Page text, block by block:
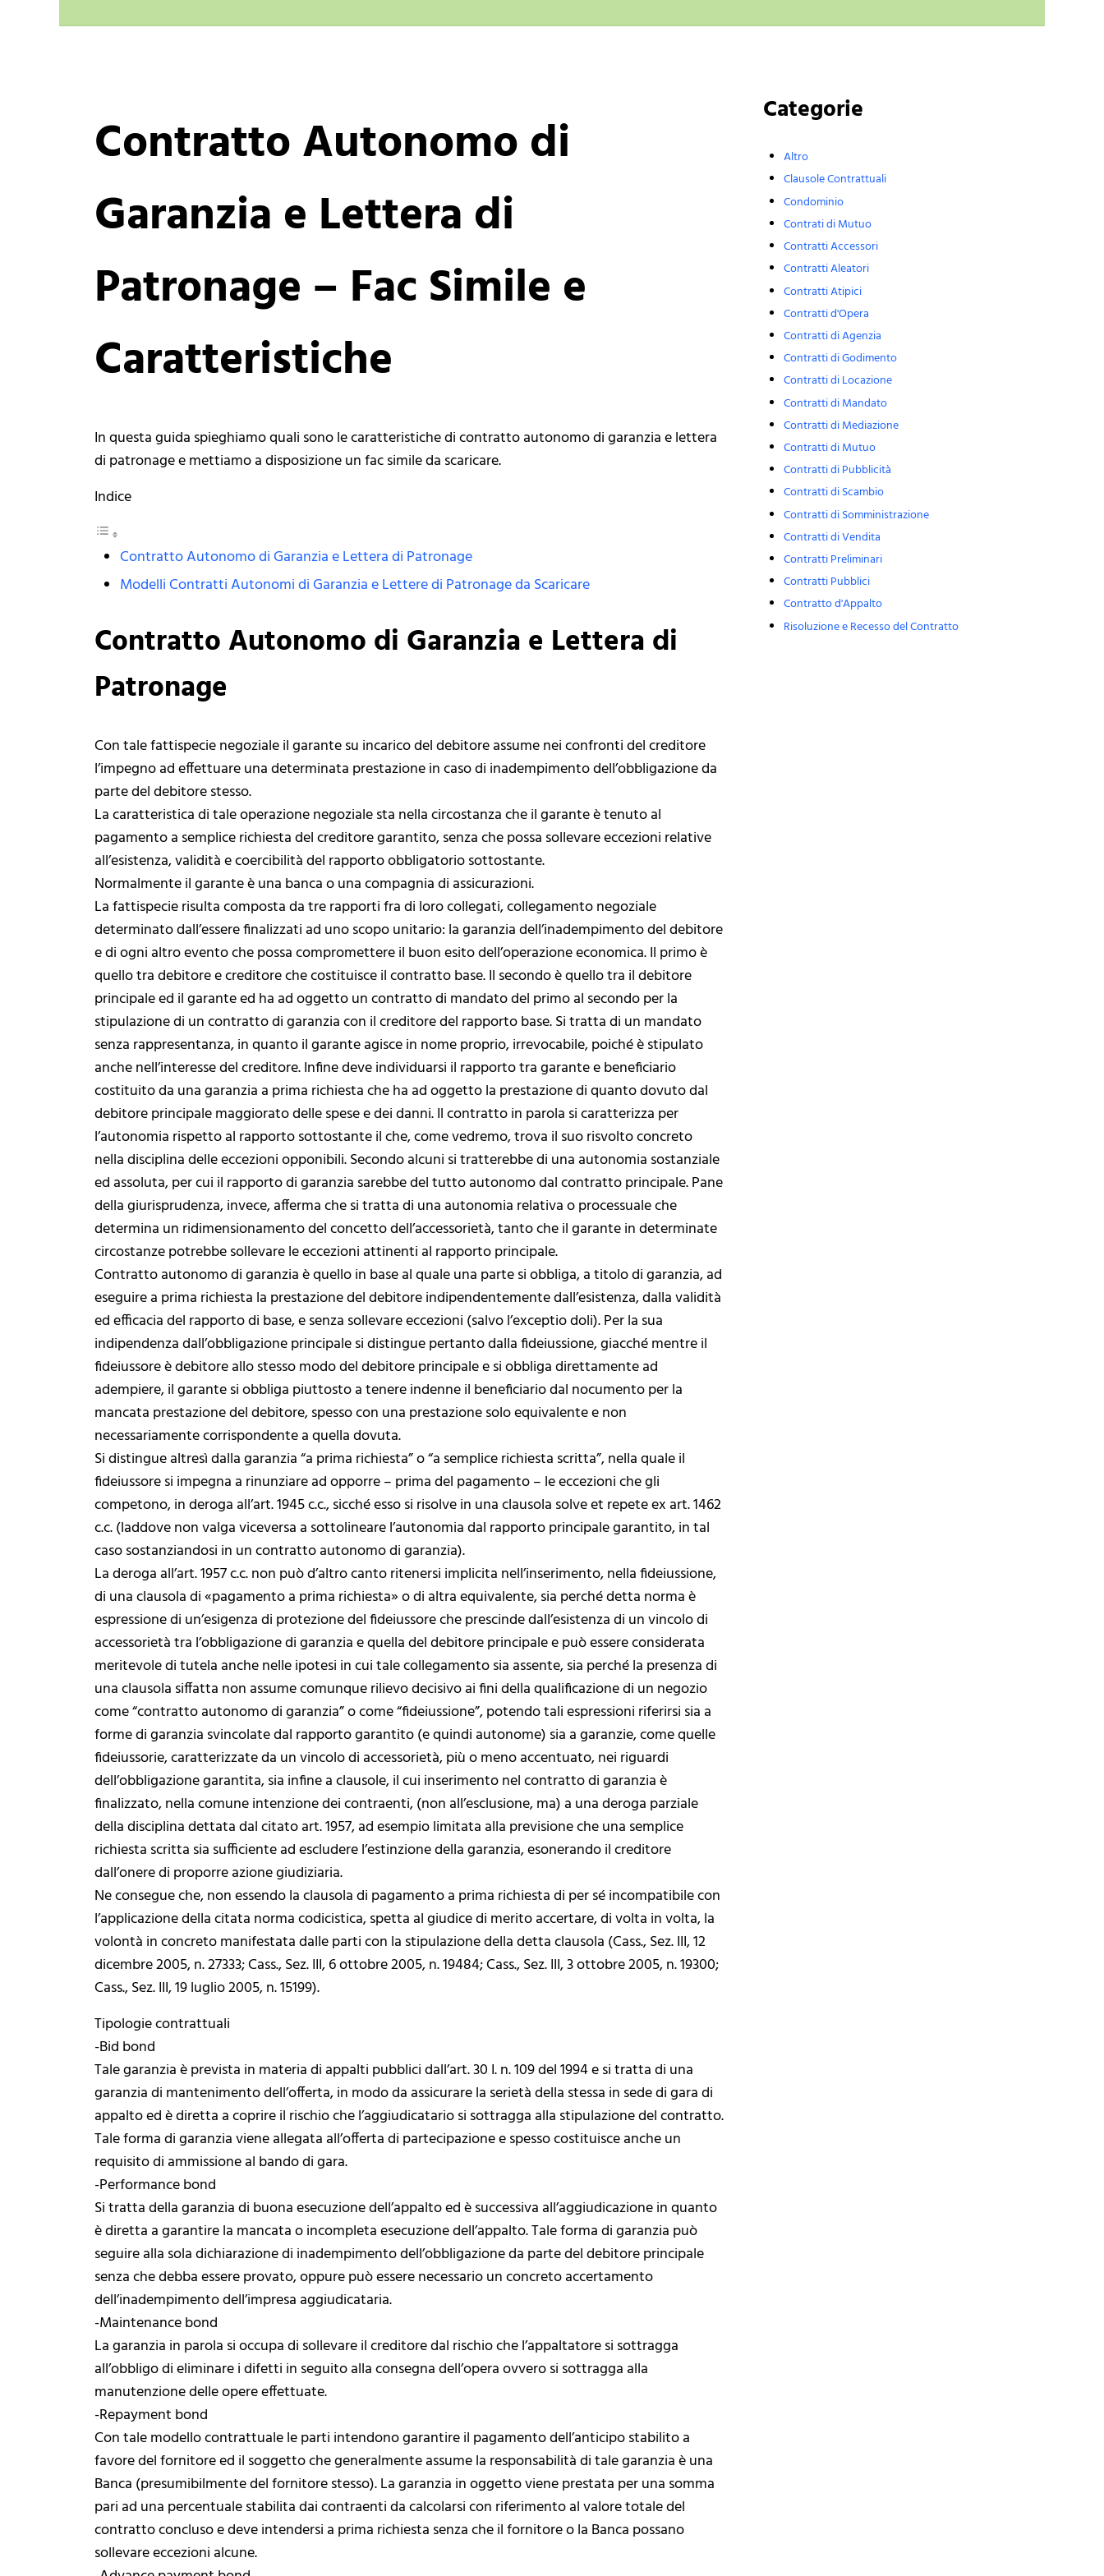
Contratto Autonomo di
Garanzia e Lettera di
Patronage – Fac Simile e
Caratteristiche
In questa guida spieghiamo quali sono le caratteristiche di contratto autonomo di garanzia e lettera
di patronage e mettiamo a disposizione un fac simile da scaricare.
Indice
Contratto Autonomo di Garanzia e Lettera di Patronage
Modelli Contratti Autonomi di Garanzia e Lettere di Patronage da Scaricare
Contratto Autonomo di Garanzia e Lettera di
Patronage
Con tale fattispecie negoziale il garante su incarico del debitore assume nei confronti del creditore
l’impegno ad effettuare una determinata prestazione in caso di inadempimento dell’obbligazione da
parte del debitore stesso.
La caratteristica di tale operazione negoziale sta nella circostanza che il garante è tenuto al
pagamento a semplice richiesta del creditore garantito, senza che possa sollevare eccezioni relative
all’esistenza, validità e coercibilità del rapporto obbligatorio sottostante.
Normalmente il garante è una banca o una compagnia di assicurazioni.
La fattispecie risulta composta da tre rapporti fra di loro collegati, collegamento negoziale
determinato dall’essere finalizzati ad uno scopo unitario: la garanzia dell’inadempimento del debitore
e di ogni altro evento che possa compromettere il buon esito dell’operazione economica. Il primo è
quello tra debitore e creditore che costituisce il contratto base. Il secondo è quello tra il debitore
principale ed il garante ed ha ad oggetto un contratto di mandato del primo al secondo per la
stipulazione di un contratto di garanzia con il creditore del rapporto base. Si tratta di un mandato
senza rappresentanza, in quanto il garante agisce in nome proprio, irrevocabile, poiché è stipulato
anche nell’interesse del creditore. Infine deve individuarsi il rapporto tra garante e beneficiario
costituito da una garanzia a prima richiesta che ha ad oggetto la prestazione di quanto dovuto dal
debitore principale maggiorato delle spese e dei danni. Il contratto in parola si caratterizza per
l’autonomia rispetto al rapporto sottostante il che, come vedremo, trova il suo risvolto concreto
nella disciplina delle eccezioni opponibili. Secondo alcuni si tratterebbe di una autonomia sostanziale
ed assoluta, per cui il rapporto di garanzia sarebbe del tutto autonomo dal contratto principale. Pane
della giurisprudenza, invece, afferma che si tratta di una autonomia relativa o processuale che
determina un ridimensionamento del concetto dell’accessorietà, tanto che il garante in determinate
circostanze potrebbe sollevare le eccezioni attinenti al rapporto principale.
Contratto autonomo di garanzia è quello in base al quale una parte si obbliga, a titolo di garanzia, ad
eseguire a prima richiesta la prestazione del debitore indipendentemente dall’esistenza, dalla validità
ed efficacia del rapporto di base, e senza sollevare eccezioni (salvo l’exceptio doli). Per la sua
indipendenza dall’obbligazione principale si distingue pertanto dalla fideiussione, giacché mentre il
fideiussore è debitore allo stesso modo del debitore principale e si obbliga direttamente ad
adempiere, il garante si obbliga piuttosto a tenere indenne il beneficiario dal nocumento per la
mancata prestazione del debitore, spesso con una prestazione solo equivalente e non
necessariamente corrispondente a quella dovuta.
Si distingue altresì dalla garanzia “a prima richiesta” o “a semplice richiesta scritta”, nella quale il
fideiussore si impegna a rinunziare ad opporre – prima del pagamento – le eccezioni che gli
competono, in deroga all’art. 1945 c.c., sicché esso si risolve in una clausola solve et repete ex art. 1462
c.c. (laddove non valga viceversa a sottolineare l’autonomia dal rapporto principale garantito, in tal
caso sostanziandosi in un contratto autonomo di garanzia).
La deroga all’art. 1957 c.c. non può d’altro canto ritenersi implicita nell’inserimento, nella fideiussione,
di una clausola di «pagamento a prima richiesta» o di altra equivalente, sia perché detta norma è
espressione di un’esigenza di protezione del fideiussore che prescinde dall’esistenza di un vincolo di
accessorietà tra l’obbligazione di garanzia e quella del debitore principale e può essere considerata
meritevole di tutela anche nelle ipotesi in cui tale collegamento sia assente, sia perché la presenza di
una clausola siffatta non assume comunque rilievo decisivo ai fini della qualificazione di un negozio
come “contratto autonomo di garanzia” o come “fideiussione”, potendo tali espressioni riferirsi sia a
forme di garanzia svincolate dal rapporto garantito (e quindi autonome) sia a garanzie, come quelle
fideiussorie, caratterizzate da un vincolo di accessorietà, più o meno accentuato, nei riguardi
dell’obbligazione garantita, sia infine a clausole, il cui inserimento nel contratto di garanzia è
finalizzato, nella comune intenzione dei contraenti, (non all’esclusione, ma) a una deroga parziale
della disciplina dettata dal citato art. 1957, ad esempio limitata alla previsione che una semplice
richiesta scritta sia sufficiente ad escludere l’estinzione della garanzia, esonerando il creditore
dall’onere di proporre azione giudiziaria.
Ne consegue che, non essendo la clausola di pagamento a prima richiesta di per sé incompatibile con
l’applicazione della citata norma codicistica, spetta al giudice di merito accertare, di volta in volta, la
volontà in concreto manifestata dalle parti con la stipulazione della detta clausola (Cass., Sez. III, 12
dicembre 2005, n. 27333; Cass., Sez. III, 6 ottobre 2005, n. 19484; Cass., Sez. III, 3 ottobre 2005, n. 19300;
Cass., Sez. III, 19 luglio 2005, n. 15199).
Tipologie contrattuali
-Bid bond
Tale garanzia è prevista in materia di appalti pubblici dall’art. 30 I. n. 109 del 1994 e si tratta di una
garanzia di mantenimento dell’offerta, in modo da assicurare la serietà della stessa in sede di gara di
appalto ed è diretta a coprire il rischio che l’aggiudicatario si sottragga alla stipulazione del contratto.
Tale forma di garanzia viene allegata all’offerta di partecipazione e spesso costituisce anche un
requisito di ammissione al bando di gara.
-Performance bond
Si tratta della garanzia di buona esecuzione dell’appalto ed è successiva all’aggiudicazione in quanto
è diretta a garantire la mancata o incompleta esecuzione dell’appalto. Tale forma di garanzia può
seguire alla sola dichiarazione di inadempimento dell’obbligazione da parte del debitore principale
senza che debba essere provato, oppure può essere necessario un concreto accertamento
dell’inadempimento dell’impresa aggiudicataria.
-Maintenance bond
La garanzia in parola si occupa di sollevare il creditore dal rischio che l’appaltatore si sottragga
all’obbligo di eliminare i difetti in seguito alla consegna dell’opera ovvero si sottragga alla
manutenzione delle opere effettuate.
-Repayment bond
Con tale modello contrattuale le parti intendono garantire il pagamento dell’anticipo stabilito a
favore del fornitore ed il soggetto che generalmente assume la responsabilità di tale garanzia è una
Banca (presumibilmente del fornitore stesso). La garanzia in oggetto viene prestata per una somma
pari ad una percentuale stabilita dai contraenti da calcolarsi con riferimento al valore totale del
contratto concluso e deve intendersi a prima richiesta senza che il fornitore o la Banca possano
sollevare eccezioni alcune.
Sidebar
Categorie
Altro
Clausole Contrattuali
Condominio
Contrati di Mutuo
Contratti Accessori
Contratti Aleatori
Contratti Atipici
Contratti d'Opera
Contratti di Agenzia
Contratti di Godimento
Contratti di Locazione
Contratti di Mandato
Contratti di Mediazione
Contratti di Mutuo
Contratti di Pubblicità
Contratti di Scambio
Contratti di Somministrazione
Contratti di Vendita
Contratti Preliminari
Contratti Pubblici
Contratto d'Appalto
Risoluzione e Recesso del Contratto